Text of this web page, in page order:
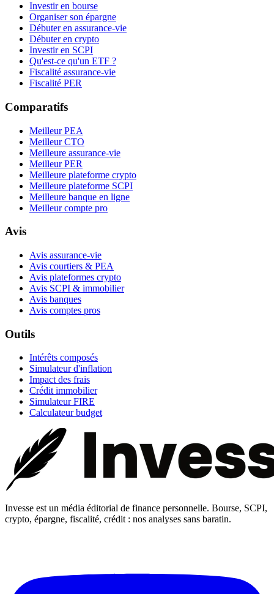
Investir en bourse
Organiser son épargne
Débuter en assurance-vie
Débuter en crypto
Investir en SCPI
Qu'est-ce qu'un ETF ?
Fiscalité assurance-vie
Fiscalité PER
Comparatifs
Meilleur PEA
Meilleur CTO
Meilleure assurance-vie
Meilleur PER
Meilleure plateforme crypto
Meilleure plateforme SCPI
Meilleure banque en ligne
Meilleur compte pro
Avis
Avis assurance-vie
Avis courtiers & PEA
Avis plateformes crypto
Avis SCPI & immobilier
Avis banques
Avis comptes pros
Outils
Intérêts composés
Simulateur d'inflation
Impact des frais
Crédit immobilier
Simulateur FIRE
Calculateur budget
Invesse est un média éditorial de finance personnelle. Bourse, SCPI,
crypto, épargne, fiscalité, crédit : nos analyses sans baratin.